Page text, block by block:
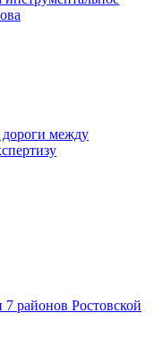
дороги между
районов Ростовской